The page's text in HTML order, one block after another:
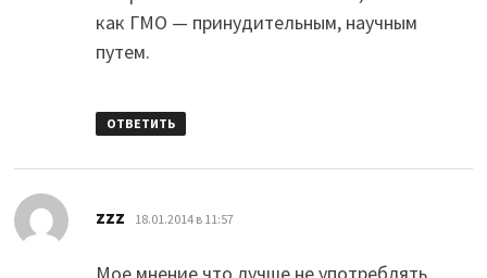
как ГМО — принудительным, научным
путем.
ОТВЕТИТЬ
zzz 18.01.2014 в 11:57